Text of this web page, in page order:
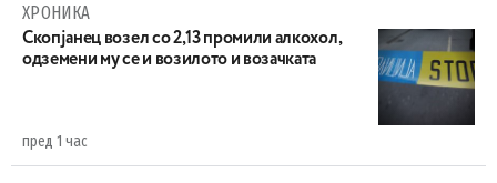
ХРОНИКА
Скопјанец возел со 2,13 промили алкохол,
одземени му се и возилото и возачката
пред 1 час